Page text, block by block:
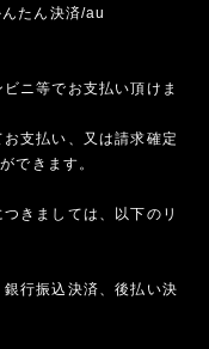
たん決済/au
ニ等でお支払い頂けま
支払い、又は請求確定
できます。
きましては、以下のリ
行振込決済、後払い決